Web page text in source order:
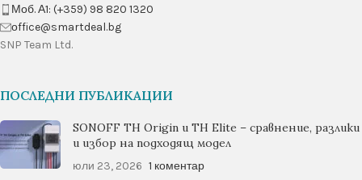
Моб. А1: (+359) 98 820 1320
оffice@smartdeal.bg
SNP Team Ltd.
ПОСЛЕДНИ ПУБЛИКАЦИИ
SONOFF TH Origin и TH Elite – сравнение, разлики
и избор на подходящ модел
юли 23, 2026 1 коментар